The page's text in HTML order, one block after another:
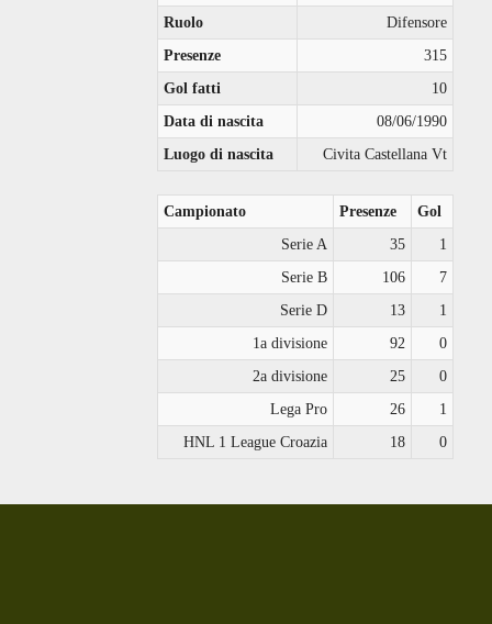
Ruolo
Difensore
Presenze
315
Gol fatti
10
Data di nascita
08/06/1990
Luogo di nascita
Civita Castellana Vt
Campionato Presenze
Gol
Serie A
35
1
Serie B
106
7
Serie D
13
1
1a divisione
92
0
2a divisione
25
0
Lega Pro
26
1
HNL 1 League Croazia
18 0